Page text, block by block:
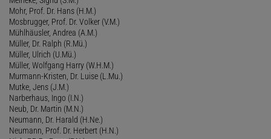
Mohr, Prof. Dr. Hans (H.M.)
Mosbrugger, Prof. Dr. Volker (V.M.)
Mühlhäusler, Andrea (A.M.)
Müller, Dr. Ralph (R.Mü.)
Müller, Ulrich (U.Mü.)
Müller, Wolfgang Harry (W.H.M.)
Murmann-Kristen, Dr. Luise (L.Mu.)
Mutke, Jens (J.M.)
Narberhaus, Ingo (I.N.)
Neub, Dr. Martin (M.N.)
Neumann, Dr. Harald (H.Ne.)
Neumann, Prof. Dr. Herbert (H.N.)